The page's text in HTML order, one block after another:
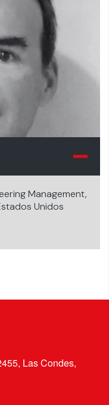
Management,
Unidos
Las Condes,